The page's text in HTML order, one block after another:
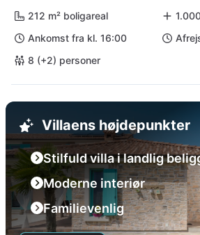
212 m² boligareal
Ankomst fra kl. 16:00
8 (+2) personer
Villaens højdepunkter
Stilfuld villa i landlig
Moderne interiør
Familievenlig